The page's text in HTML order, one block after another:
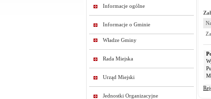
Informacje ogólne
Informacje o Gminie
Władze Gminy
Rada Miejska
Urząd Miejski
Jednostki Organizacyjne